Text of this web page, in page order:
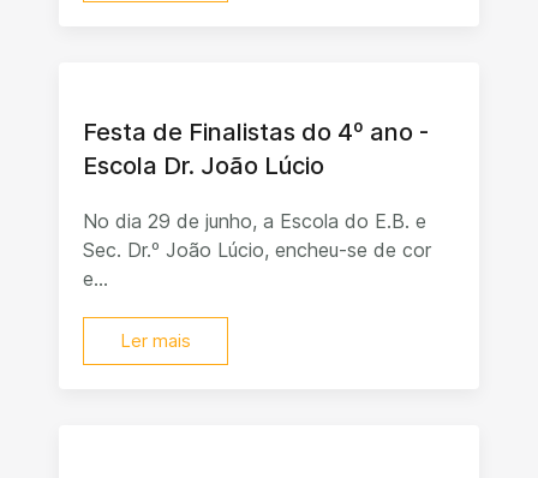
Festa de Finalistas do 4º ano -
Escola Dr. João Lúcio
No dia 29 de junho, a Escola do E.B. e
Sec. Dr.º João Lúcio, encheu-se de cor
e...
Ler mais